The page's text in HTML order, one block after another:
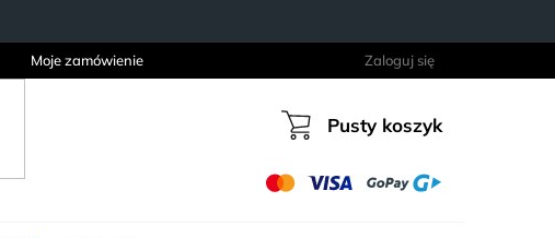
Moje zamówienie Zaloguj się
Koszyk
Pusty koszyk